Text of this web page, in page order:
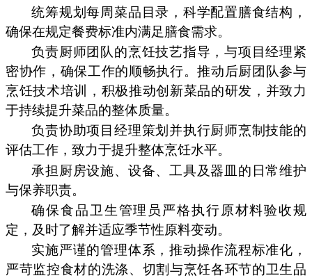
统筹规划每周菜品目录，科学配置膳食结构，
确保在规定餐费标准内满足膳食需求。
负责厨师团队的烹饪技艺指导，与项目经理紧
密协作，确保工作的顺畅执行。推动后厨团队参与
烹饪技术培训，积极推动创新菜品的研发，并致力
于持续提升菜品的整体质量。
负责协助项目经理策划并执行厨师烹制技能的
评估工作，致力于提升整体烹饪水平。
承担厨房设施、设备、工具及器皿的日常维护
与保养职责。
确保食品卫生管理员严格执行原材料验收规
定，及时了解并适应季节性原料变动。
实施严谨的管理体系，推动操作流程标准化，
严苛监控食材的洗涤、切割与烹饪各环节的卫生品